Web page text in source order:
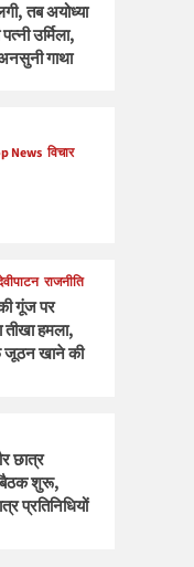
तब अयोध्या
उर्मिला,
गाथा
News विचार
राजनीति
गूंज पर
हमला,
जूठन खाने की
छात्र
बैठक शुरू,
प्रतिनिधियों